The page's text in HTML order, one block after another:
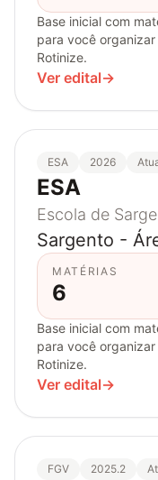
Base inicial com
para você
Rotinize.
Ver edital→
ESA 2026
ESA
Escola de
Sargento -
MATÉRIAS
6
Base inicial com
para você
Rotinize.
Ver edital→
FGV 2025.2